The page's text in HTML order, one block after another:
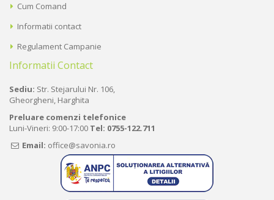
Cum Comand
Informatii contact
Regulament Campanie
Informatii Contact
Sediu: Str. Stejarului Nr. 106,
Gheorgheni, Harghita
Preluare comenzi telefonice
Luni-Vineri: 9:00-17:00 Tel: 0755-122.711
Email: office@savonia.ro